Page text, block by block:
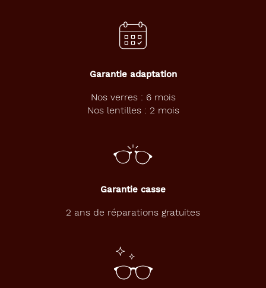
Garantie adaptation
Nos verres : 6 mois
Nos lentilles : 2 mois
Garantie casse
2 ans de réparations gratuites